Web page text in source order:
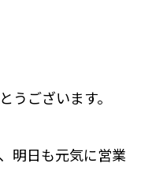
うございます。
明日も元気に営業